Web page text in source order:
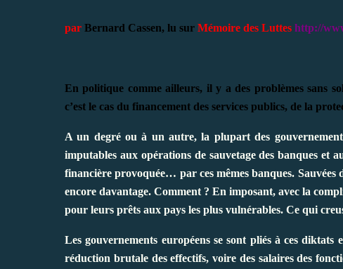
par Bernard Cassen, lu sur Mémoire des Luttes http://
En politique comme ailleurs, il y a des problèmes sans
c’est le cas du financement des services publics, de la
A un degré ou à un autre, la plupart des
imputables aux opérations de sauvetage des banques et
financière provoquée… par ces mêmes banques.
encore davantage. Comment ? En imposant, avec la
pour leurs prêts aux pays les plus vulnérables. Ce qui
Les gouvernements européens se sont pliés à ces
réduction brutale des effectifs, voire des salaires des